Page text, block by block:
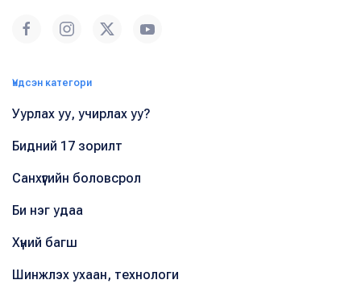
Үндсэн категори
Уурлах уу, учирлах уу?
Бидний 17 зорилт
Санхүүгийн боловсрол
Би нэг удаа
Хүний багш
Шинжлэх ухаан, технологи